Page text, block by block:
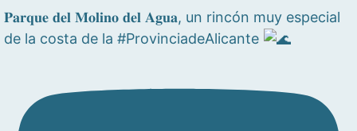
𝐏𝐚𝐫𝐪𝐮𝐞 𝐝𝐞𝐥 𝐌𝐨𝐥𝐢𝐧𝐨 𝐝𝐞𝐥 𝐀𝐠𝐮𝐚, un rincón muy especial
de la costa de la #ProvinciadeAlicante